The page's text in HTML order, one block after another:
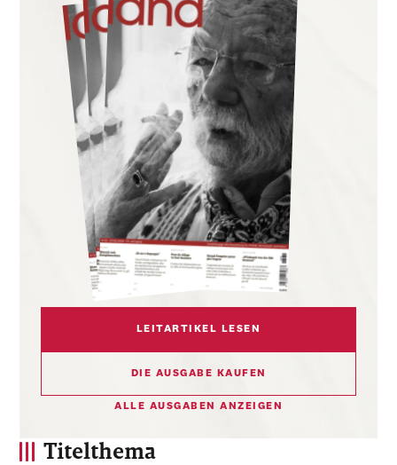
Titelthema
LEITARTIKEL LESEN
DIE AUSGABE KAUFEN
ALLE AUSGABEN ANZEIGEN